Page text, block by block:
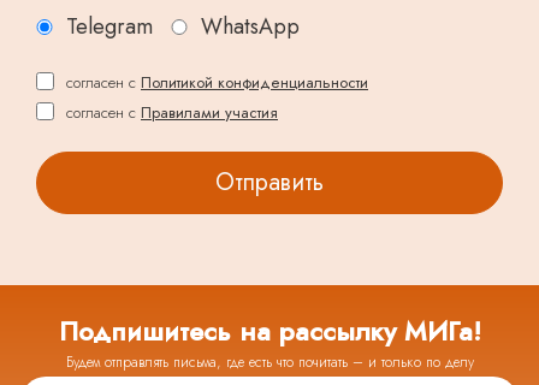
Telegram WhatsApp
согласен с Политикой конфиденциальности
согласен с Правилами участия
Подпишитесь на рассылку МИГа!
Будем отправлять письма, где есть что почитать – и только по делу